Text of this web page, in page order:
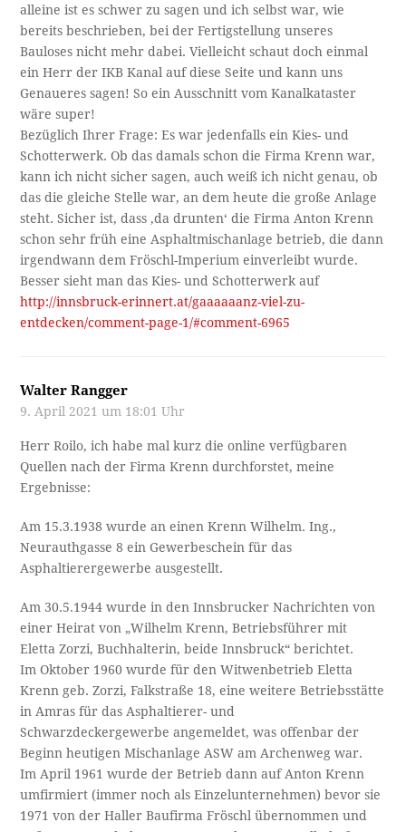
alleine ist es schwer zu sagen und ich selbst war, wie
bereits beschrieben, bei der Fertigstellung unseres
Bauloses nicht mehr dabei. Vielleicht schaut doch einmal
ein Herr der IKB Kanal auf diese Seite und kann uns
Genaueres sagen! So ein Ausschnitt vom Kanalkataster
wäre super!
Bezüglich Ihrer Frage: Es war jedenfalls ein Kies- und
Schotterwerk. Ob das damals schon die Firma Krenn war,
kann ich nicht sicher sagen, auch weiß ich nicht genau, ob
das die gleiche Stelle war, an dem heute die große Anlage
steht. Sicher ist, dass ‚da drunten‘ die Firma Anton Krenn
schon sehr früh eine Asphaltmischanlage betrieb, die dann
irgendwann dem Fröschl-Imperium einverleibt wurde.
Besser sieht man das Kies- und Schotterwerk auf
http://innsbruck-erinnert.at/gaaaaaanz-viel-zu-
entdecken/comment-page-1/#comment-6965
Walter Rangger
9. April 2021 um 18:01 Uhr
Herr Roilo, ich habe mal kurz die online verfügbaren
Quellen nach der Firma Krenn durchforstet, meine
Ergebnisse:
Am 15.3.1938 wurde an einen Krenn Wilhelm. Ing.,
Neurauthgasse 8 ein Gewerbeschein für das
Asphaltierergewerbe ausgestellt.
Am 30.5.1944 wurde in den Innsbrucker Nachrichten von
einer Heirat von „Wilhelm Krenn, Betriebsführer mit
Eletta Zorzi, Buchhalterin, beide Innsbruck“ berichtet.
Im Oktober 1960 wurde für den Witwenbetrieb Eletta
Krenn geb. Zorzi, Falkstraße 18, eine weitere Betriebsstätte
in Amras für das Asphaltierer- und
Schwarzdeckergewerbe angemeldet, was offenbar der
Beginn heutigen Mischanlage ASW am Archenweg war.
Im April 1961 wurde der Betrieb dann auf Anton Krenn
umfirmiert (immer noch als Einzelunternehmen) bevor sie
1971 von der Haller Baufirma Fröschl übernommen und